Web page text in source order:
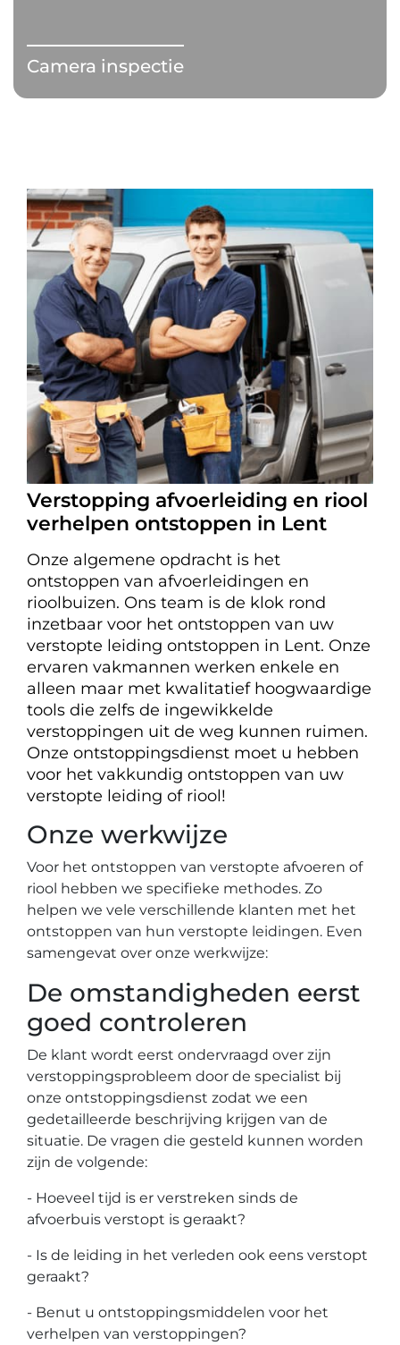
Camera inspectie
Verstopping afvoerleiding en riool
verhelpen ontstoppen in Lent
Onze algemene opdracht is het
ontstoppen van afvoerleidingen en
rioolbuizen. Ons team is de klok rond
inzetbaar voor het ontstoppen van uw
verstopte leiding ontstoppen in Lent. Onze
ervaren vakmannen werken enkele en
alleen maar met kwalitatief hoogwaardige
tools die zelfs de ingewikkelde
verstoppingen uit de weg kunnen ruimen.
Onze ontstoppingsdienst moet u hebben
voor het vakkundig ontstoppen van uw
verstopte leiding of riool!
Onze werkwijze
Voor het ontstoppen van verstopte afvoeren of
riool hebben we specifieke methodes. Zo
helpen we vele verschillende klanten met het
ontstoppen van hun verstopte leidingen. Even
samengevat over onze werkwijze:
De omstandigheden eerst
goed controleren
De klant wordt eerst ondervraagd over zijn
verstoppingsprobleem door de specialist bij
onze ontstoppingsdienst zodat we een
gedetailleerde beschrijving krijgen van de
situatie. De vragen die gesteld kunnen worden
zijn de volgende:
- Hoeveel tijd is er verstreken sinds de
afvoerbuis verstopt is geraakt?
- Is de leiding in het verleden ook eens verstopt
geraakt?
- Benut u ontstoppingsmiddelen voor het
verhelpen van verstoppingen?